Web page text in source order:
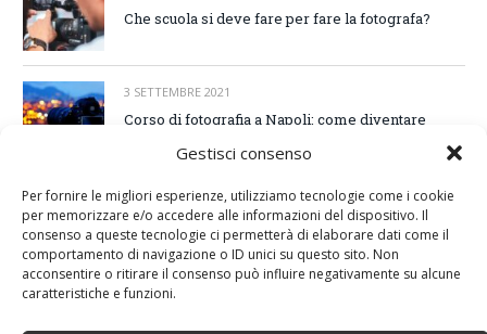
Gestisci consenso
Per fornire le migliori esperienze, utilizziamo tecnologie come i cookie
per memorizzare e/o accedere alle informazioni del dispositivo. Il
consenso a queste tecnologie ci permetterà di elaborare dati come il
comportamento di navigazione o ID unici su questo sito. Non
acconsentire o ritirare il consenso può influire negativamente su alcune
caratteristiche e funzioni.
Che scuola si deve fare per fare la fotografa?
3 SETTEMBRE 2021
Corso di fotografia a Napoli: come diventare
25 MARZO 2021
Foto scomparse su Android, le cause